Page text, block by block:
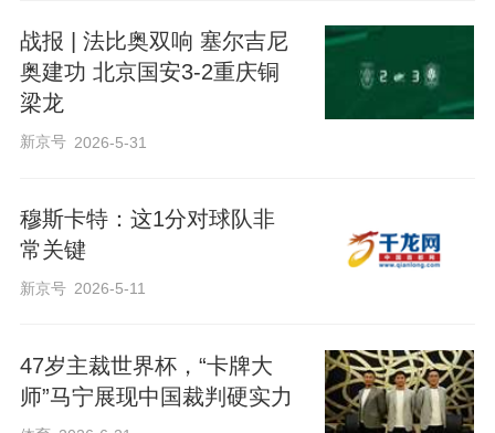
战报 | 法比奥双响 塞尔吉尼
奥建功 北京国安3-2重庆铜
梁龙
新京号 2026-5-31
穆斯卡特：这1分对球队非
常关键
新京号 2026-5-11
47岁主裁世界杯，“卡牌大
师”马宁展现中国裁判硬实力